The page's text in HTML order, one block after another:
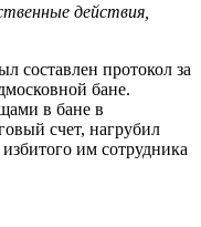
действия,
составлен протокол за
бане.
в бане в
счет, нагрубил
им сотрудника